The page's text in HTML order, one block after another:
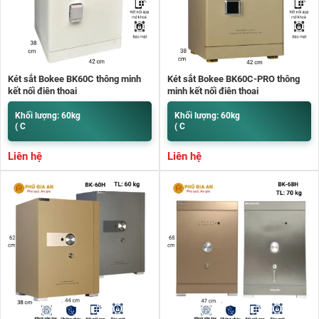
Két sắt Bokee BK60C thông minh
kết nối điện thoại
Khối lượng: 60kg
( C
Liên hệ
Két sắt Bokee BK60C-PRO thông
minh kết nối điện thoại
Khối lượng: 60kg
( C
Liên hệ